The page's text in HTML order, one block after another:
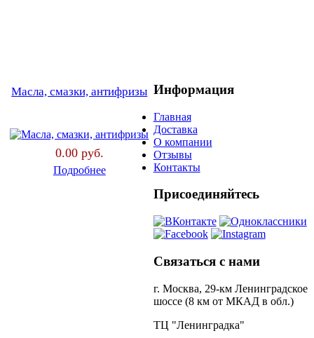
Масла, смазки, антифризы
0.00 руб.
Подробнее
Информация
Главная
Доставка
О компании
Отзывы
Контакты
Присоединяйтесь
Связаться с нами
г. Москва, 29-км Ленинградское
шоссе (8 км от МКАД в обл.)
ТЦ "Ленинградка"